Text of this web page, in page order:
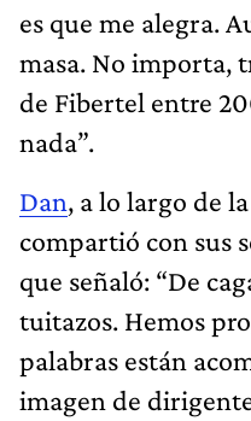
es que me alegra.
masa. No importa,
de Fibertel entre
nada”.
Dan, a lo largo de
compartió con sus
que señaló: “De
tuitazos. Hemos
palabras están
imagen de